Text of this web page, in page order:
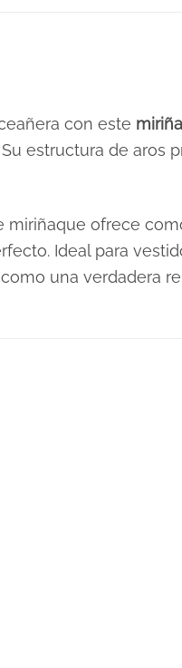
con este
estructura de
miriñaque ofrece
Ideal para
una verdadera